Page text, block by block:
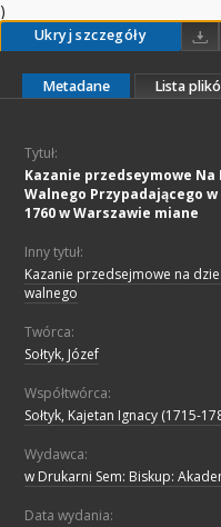
)
Ukryj szczegóły
Metadane Lista
Tytuł:
Kazanie przedseymowe Na
Walnego Przypadającego
1760 w Warszawie miane
Inny tytuł:
Kazanie przedsejmowe na
walnego
Twórca:
Sołtyk, Józef
Współtwórca:
Sołtyk, Kajetan Ignacy (1715-
Wydawca:
w Drukarni Sem: Biskup:
Data wydania: